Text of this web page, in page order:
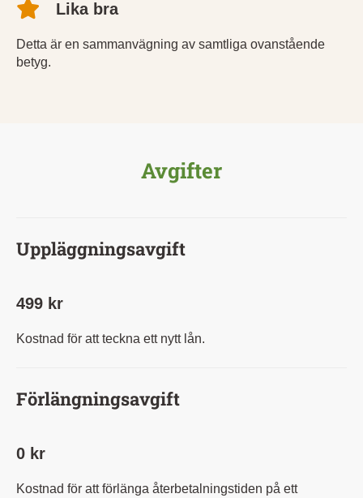
Lika bra
Detta är en sammanvägning av samtliga ovanstående
betyg.
Avgifter
Uppläggningsavgift
499 kr
Kostnad för att teckna ett nytt lån.
Förlängningsavgift
0 kr
Kostnad för att förlänga återbetalningstiden på ett